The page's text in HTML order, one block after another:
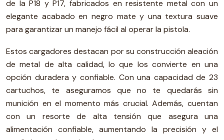
de la P18 y P17, fabricados en resistente metal con un
elegante acabado en negro mate y una textura suave
para garantizar un manejo fácil al operar la pistola.
Estos cargadores destacan por su construcción aleación
de metal de alta calidad, lo que los convierte en una
opción duradera y confiable. Con una capacidad de 23
cartuchos, te aseguramos que no te quedarás sin
munición en el momento más crucial. Además, cuentan
con un resorte de alta tensión que asegura una
alimentación confiable, aumentando la precisión y el